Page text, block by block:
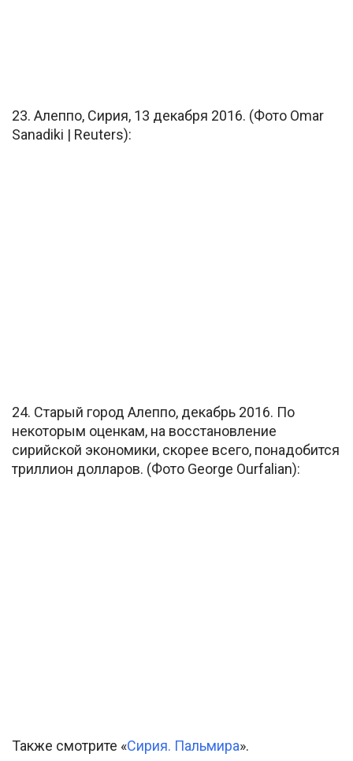
23. Алеппо, Сирия, 13 декабря 2016. (Фото Omar
Sanadiki | Reuters):
24. Старый город Алеппо, декабрь 2016. По
некоторым оценкам, на восстановление
сирийской экономики, скорее всего, понадобится
триллион долларов. (Фото George Ourfalian):
Также смотрите «Сирия. Пальмира».